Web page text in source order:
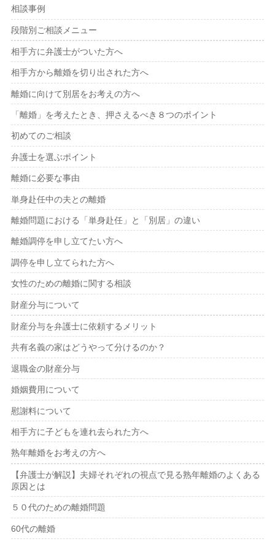
相談事例
段階別ご相談メニュー
相手方に弁護士がついた方へ
相手方から離婚を切り出された方へ
離婚に向けて別居をお考えの方へ
「離婚」を考えたとき、押さえるべき８つのポイント
初めてのご相談
弁護士を選ぶポイント
離婚に必要な事由
単身赴任中の夫との離婚
離婚問題における「単身赴任」と「別居」の違い
離婚調停を申し立てたい方へ
調停を申し立てられた方へ
女性のための離婚に関する相談
財産分与について
財産分与を弁護士に依頼するメリット
共有名義の家はどうやって分けるのか？
退職金の財産分与
婚姻費用について
慰謝料について
相手方に子どもを連れ去られた方へ
熟年離婚をお考えの方へ
【弁護士が解説】夫婦それぞれの視点で見る熟年離婚のよくある
原因とは
５０代のための離婚問題
60代の離婚